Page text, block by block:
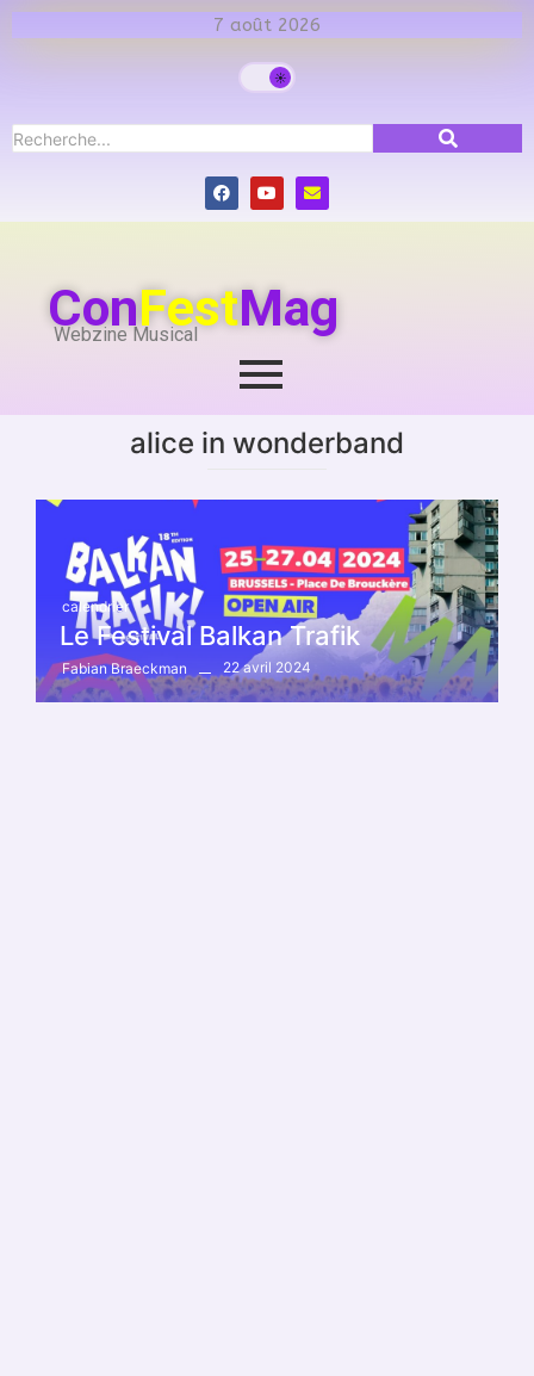
7 août 2026
ConFestMag
Webzine Musical
alice in wonderband
calendrier
Le Festival Balkan Trafik
Fabian Braeckman 22 avril 2024